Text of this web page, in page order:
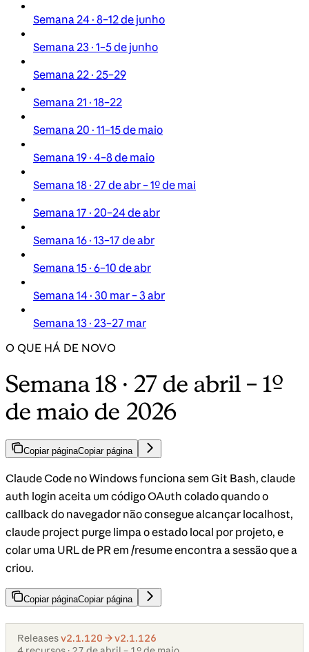
Semana 24 · 8–12 de junho
Semana 23 · 1–5 de junho
Semana 22 · 25–29
Semana 21 · 18–22
Semana 20 · 11–15 de maio
Semana 19 · 4–8 de maio
Semana 18 · 27 de abr – 1º de mai
Semana 17 · 20–24 de abr
Semana 16 · 13–17 de abr
Semana 15 · 6–10 de abr
Semana 14 · 30 mar – 3 abr
Semana 13 · 23–27 mar
O QUE HÁ DE NOVO
Semana 18 · 27 de abril – 1º
de maio de 2026
Copiar páginaCopiar página
Claude Code no Windows funciona sem Git Bash, claude
auth login aceita um código OAuth colado quando o
callback do navegador não consegue alcançar localhost,
claude project purge limpa o estado local por projeto, e
colar uma URL de PR em /resume encontra a sessão que a
criou.
Copiar páginaCopiar página
Releasesv2.1.120 → v2.1.126